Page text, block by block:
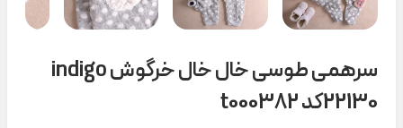
سرهمی طوسی خال خال خرگوش indigo
22130کد t000382